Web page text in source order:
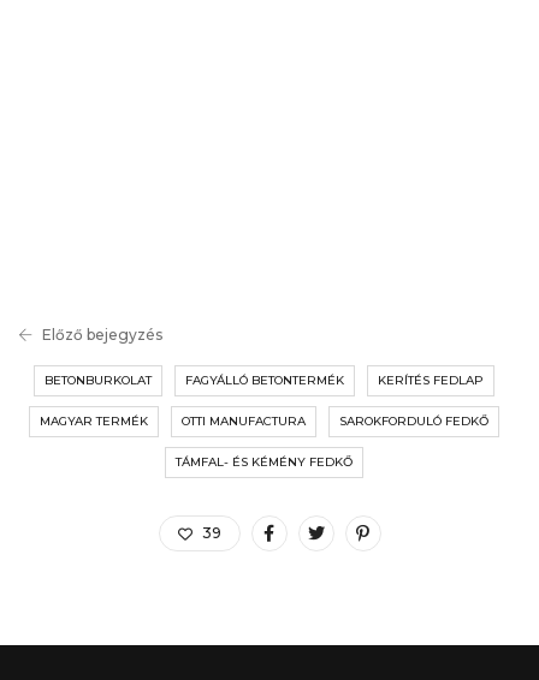
Előző bejegyzés
BETONBURKOLAT FAGYÁLLÓ BETONTERMÉK KERÍTÉS FEDLAP
MAGYAR TERMÉK OTTI MANUFACTURA SAROKFORDULÓ FEDKŐ
TÁMFAL- ÉS KÉMÉNY FEDKŐ
39